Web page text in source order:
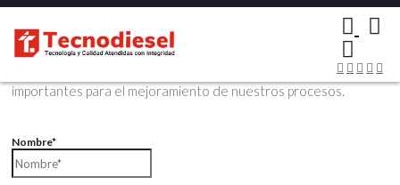
Contáctenos Vía Email
Envíenos sus datos con sus comentarios, sus opiniones son muy
importantes para el mejoramiento de nuestros procesos.
Nombre*